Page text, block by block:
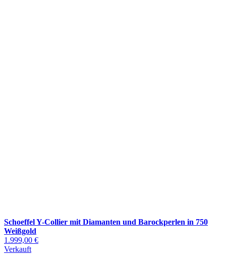
Schoeffel Y-Collier mit Diamanten und Barockperlen in 750
Weißgold
1.999,00 €
Verkauft